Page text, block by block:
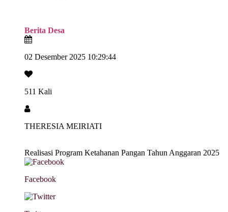
Berita Desa
02 Desember 2025 10:29:44
511 Kali
THERESIA MEIRIATI
Realisasi Program Ketahanan Pangan Tahun Anggaran 2025
Facebook